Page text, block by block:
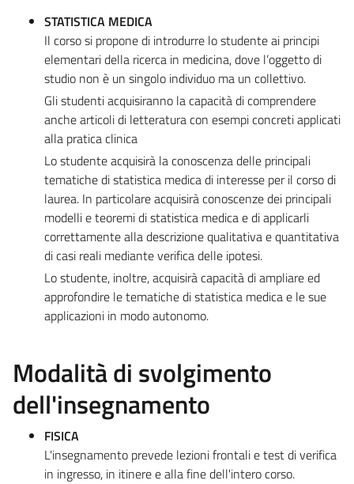
STATISTICA MEDICA
Il corso si propone di introdurre lo studente ai principi
elementari della ricerca in medicina, dove l’oggetto di
studio non è un singolo individuo ma un collettivo.
Gli studenti acquisiranno la capacità di comprendere
anche articoli di letteratura con esempi concreti applicati
alla pratica clinica
Lo studente acquisirà la conoscenza delle principali
tematiche di statistica medica di interesse per il corso di
laurea. In particolare acquisirà conoscenze dei principali
modelli e teoremi di statistica medica e di applicarli
correttamente alla descrizione qualitativa e quantitativa
di casi reali mediante verifica delle ipotesi.
Lo studente, inoltre, acquisirà capacità di ampliare ed
approfondire le tematiche di statistica medica e le sue
applicazioni in modo autonomo.
Modalità di svolgimento
dell'insegnamento
FISICA
L'insegnamento prevede lezioni frontali e test di verifica
in ingresso, in itinere e alla fine dell'intero corso.